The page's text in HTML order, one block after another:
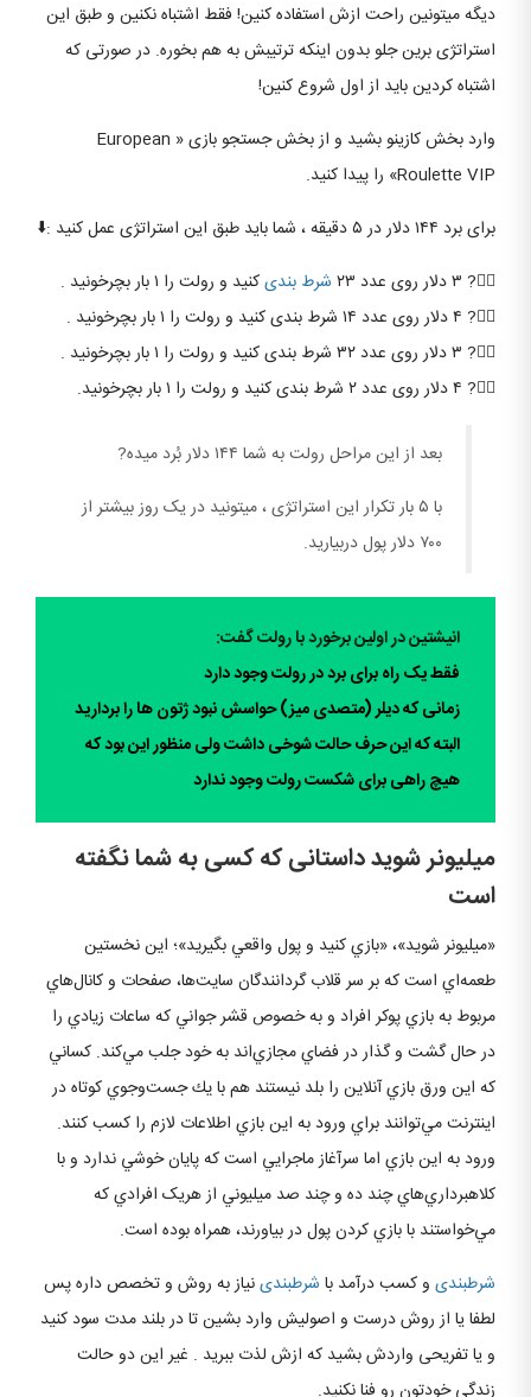
دیگه میتونین راحت ازش استفاده کنین! فقط اشتباه نکنین و طبق اين
استراتژى برين جلو بدون اينكه ترتيبش به هم بخوره. در صورتى که
اشتباه کردین بايد از اول شروع كنين!
وارد بخش کازینو بشید و از بخش جستجو بازی « European
Roulette VIP» را پیدا کنید.
برای برد ۱۴۴ دلار در ۵ دقیقه ، شما باید طبق این استراتژی عمل کنید :⬇️
۱️⃣? ۳ دلار روی عدد ۲۳
شرط بندیکنید و رولت را ۱ بار بچرخونید .
۲️⃣? ۴ دلار روی عدد ۱۴ شرط بندی کنید و رولت را ۱ بار بچرخونید .
۳️⃣? ۳ دلار روی عدد ۳۲ شرط بندی کنید و رولت را ۱ بار بچرخونید .
۴️⃣? ۴ دلار روی عدد ۲ شرط بندی کنید و رولت را ۱ بار بچرخونید.
بعد از این مراحل رولت به شما ۱۴۴ دلار بُرد میده?
با ۵ بار تکرار این استراتژی ، میتونید در یک روز بیشتر از
۷۰۰ دلار پول دربیارید.
انیشتین در اولین برخورد با رولت گفت:
فقط یک راه برای برد در رولت وجود دارد
زمانی که دیلر (متصدی میز) حواسش نبود ژتون ها را بردارید
البته که این حرف حالت شوخی داشت ولی منظور این بود که
هیچ راهی برای شکست رولت وجود ندارد
ميليونر شويد داستانی که کسی به شما نگفته
است
«ميليونر شويد»، «‌بازي كنيد و پول واقعي بگيريد»‌؛ ‌اين نخستين
طعمه‌اي است كه بر سر قلاب ‌گردانندگان سايت‌ها، ‌صفحات و كانال‌هاي
مربوط به بازي پوكر افراد و به خصوص قشر جواني كه ساعات زيادي را
در حال گشت و گذار در فضاي مجازي‌اند به خود جلب مي‌كند. كساني
كه اين ورق بازي آنلاين را بلد نيستند هم با يك جست‌وجوي كوتاه در
اينترنت مي‌توانند براي ورود به اين بازي اطلاعات لازم را كسب كنند.
ورود به اين بازي اما سرآغاز ماجرايي است كه پايان خوشي ندارد و با
كلاهبرداري‌هاي چند ده و چند صد ميليوني از هریک افرادي كه
مي‌خواستند با بازي كردن پول در بياورند، همراه بوده است.
شرطبندی و کسب درآمد با شرطبندینیاز به روش و تخصص داره پس
لطفا یا از روش درست و اصولیش وارد بشین تا در بلند مدت سود کنید
و یا تفریحی واردش بشید که ازش لذت ببرید . غیر این دو حالت
زندگی خودتون رو فنا نکنید.